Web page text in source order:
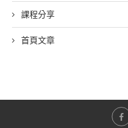
課程分享
首頁文章